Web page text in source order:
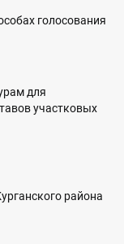
голосования
для
участковых
района